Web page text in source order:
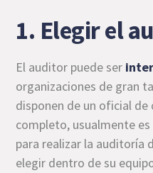
1. Elegir el
El auditor puede ser
organizaciones de gran
disponen de un oficial
completo, usualmente
para realizar la auditoría
elegir dentro de su